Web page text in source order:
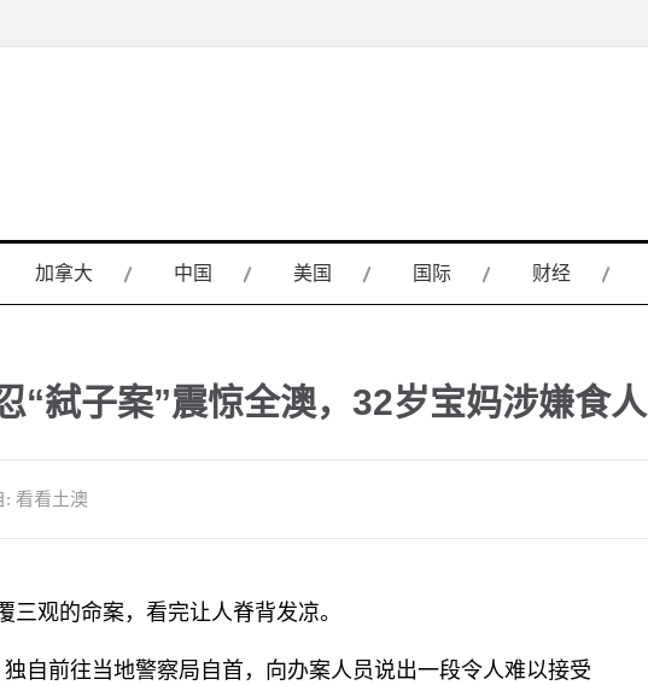
加拿大 中国 美国 国际 财经
“弑子案”震惊全澳，32岁宝妈涉嫌食人
: 看看土澳
观的命案，看完让人脊背发凉。
自前往当地警察局自首，向办案人员说出一段令人难以接受